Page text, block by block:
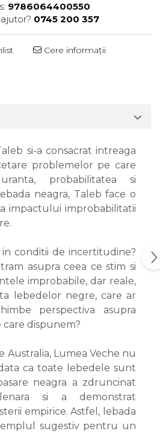
9786064400550
0745 200 357
Cere informații
si-a consacrat intreaga
problemelor pe care
probabilitatea si
neagra, Taleb face o
impactului improbabilitatii
conditii de incertitudine?
asupra ceea ce stim si
improbabile, dar reale,
lebedelor negre, care ar
perspectiva asupra
dispunem?
Australia, Lumea Veche nu
ca toate lebedele sunt
neagra a zdruncinat
si a demonstrat
empirice. Astfel, lebada
sugestiv pentru un